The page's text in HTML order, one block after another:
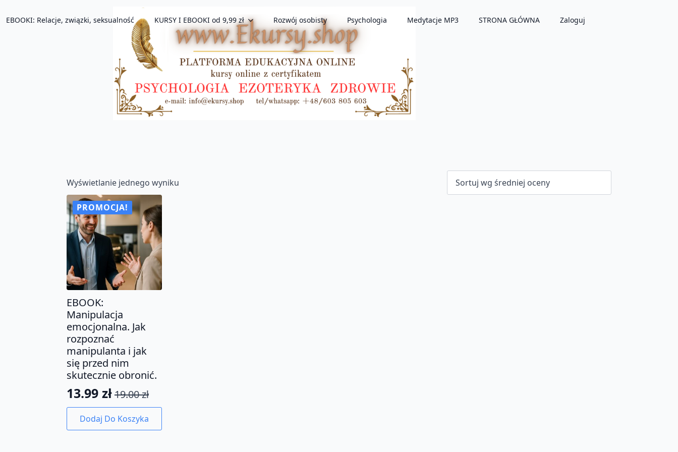
EBOOKI: Relacje, związki, seksualność KURSY I EBOOKI od 9,99 zł Rozwój osobisty Psychologia Medytacje MP3 STRONA GŁÓWNA Zaloguj
Wyświetlanie jednego wyniku
PROMOCJA!
EBOOK:
Manipulacja
emocjonalna. Jak
rozpoznać
manipulanta i jak
się przed nim
skutecznie obronić.
19.00zł
Pierwotna
cena
wynosiła:
13.99 zł
Aktualna
cena
wynosi:
Dodaj Do Koszyka